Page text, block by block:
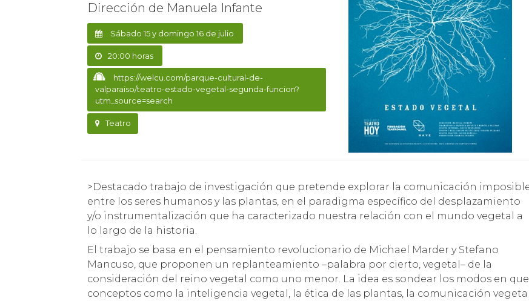
Dirección de Manuela Infante
Sábado 15 y domingo 16 de julio
20:00 horas
https://welcu.com/parque-cultural-de-
valparaiso/teatro-estado-vegetal-segunda-funcion?
utm_source=search
Teatro
>Destacado trabajo de investigación que pretende explorar la comunicación imposible
entre los seres humanos y las plantas, en el paradigma específico del desplazamiento
y/o instrumentalización que ha caracterizado nuestra relación con el mundo vegetal a
lo largo de la historia.
El trabajo se basa en el pensamiento revolucionario de Michael Marder y Stefano
Mancuso, que proponen un replanteamiento –palabra por cierto, vegetal– de la
consideración del reino vegetal como uno menor. La idea es sondear los modos en que
conceptos como la inteligencia vegetal, la ética de las plantas, la comunicación vegetal